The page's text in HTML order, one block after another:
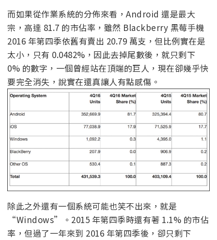
而如果從作業系統的分佈來看，Android 還是最大
宗，高達 81.7 的市佔率，雖然 Blackberry 黑莓手機
2016 年第四季依舊有賣出 20.79 萬支，但比例實在是
太小，只有 0.0482%，因此去掉尾數後，就只剩下
0% 的數字，一個曾經站在頂端的巨人，現在卻幾乎快
要完全消失，說實在還真讓人有點感傷。
除此之外還有一個系統可能也笑不出來，就是
“Windows”。2015 年第四季時還有著 1.1% 的市佔
率，但過了一年來到 2016 年第四季後，卻只剩下